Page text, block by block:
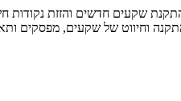
שקעים חדשים והזזת נקודות
וחיווט של שקעים, מפסקים